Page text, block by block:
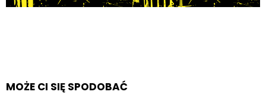
MOŻE CI SIĘ SPODOBAĆ